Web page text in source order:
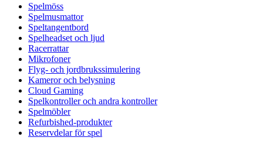
Spelmöss
Spelmusmattor
Speltangentbord
Spelheadset och ljud
Racerrattar
Mikrofoner
Flyg- och jordbrukssimulering
Kameror och belysning
Cloud Gaming
Spelkontroller och andra kontroller
Spelmöbler
Refurbished-produkter
Reservdelar för spel